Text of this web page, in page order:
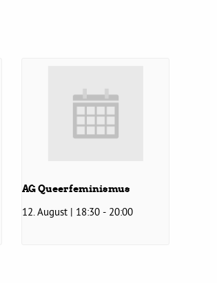
AG Queerfeminismus
12. August | 18:30 - 20:00